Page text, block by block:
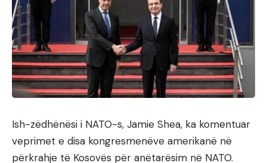
Ish-zëdhënësi i NATO-s, Jamie Shea, ka komentuar
veprimet e disa kongresmenëve amerikanë në
përkrahje të Kosovës për anëtarësim në NATO.